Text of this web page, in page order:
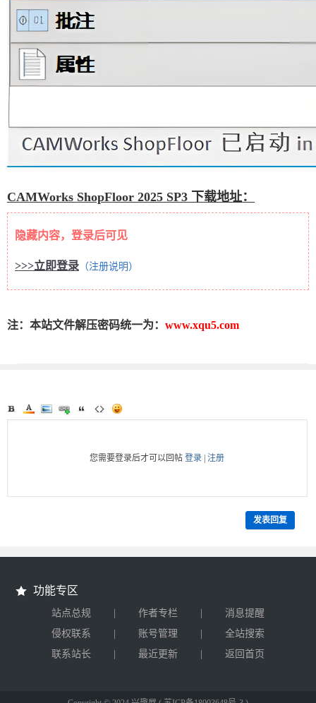
CAMWorks ShopFloor 2025 SP3 下载地址：
隐藏内容，登录后可见
>>>立即登录 （注册说明）
注：本站文件解压密码统一为： www.xqu5.com
您需要登录后才可以回帖登录 |注册
发表回复
功能专区
站点总规 | 作者专栏 |
消息提醒
侵权联系
| 账号管理 |
全站搜索
联系站长
| 最近更新 | 返回首页